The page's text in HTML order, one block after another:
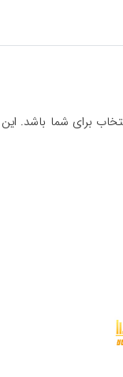
برای شما باشد.